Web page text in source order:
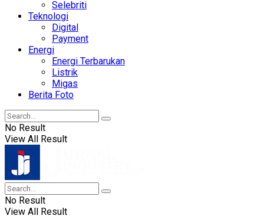
Selebriti
Teknologi
Digital
Payment
Energi
Energi Terbarukan
Listrik
Migas
Berita Foto
No Result
View All Result
No Result
View All Result